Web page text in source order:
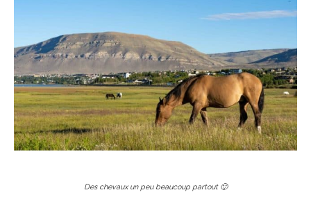
Des chevaux un peu beaucoup partout 🙂